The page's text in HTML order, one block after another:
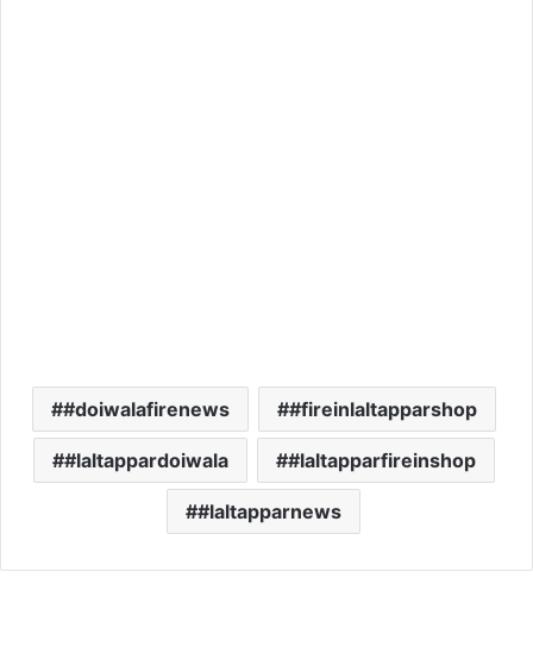
#doiwalafirenews #fireinlaltapparshop
#laltappardoiwala #laltapparfireinshop
#laltapparnews